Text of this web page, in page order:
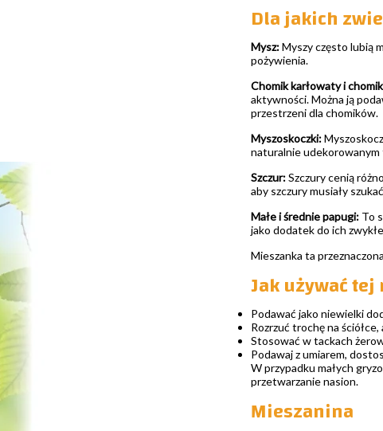
Dla jakich
Mysz:Myszy często lubią
pożywienia.
Chomik karłowaty i
aktywności. Można ją
przestrzeni dla chomików.
Myszoskoczki:
naturalnie udekorowanym
Szczur:Szczury cenią
aby szczury musiały
Małe i średnie papugi: To
jako dodatek do ich
Mieszanka ta
Jak używać
Podawać jako niewielki
Rozrzuć trochę na
Stosować w tackach
Podawaj z umiarem,
W przypadku małych
przetwarzanie nasion.
Mieszanina